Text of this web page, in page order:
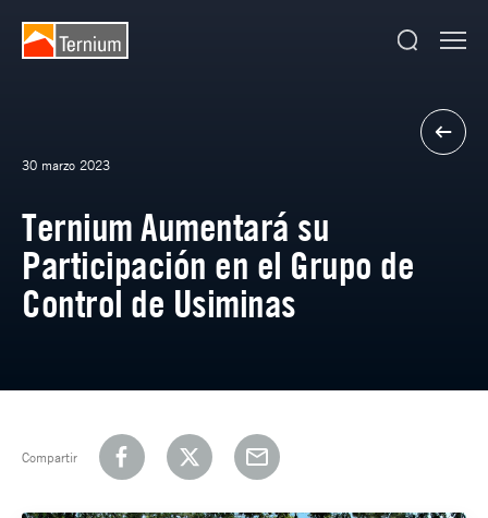
30 marzo 2023
Ternium Aumentará su
Participación en el Grupo de
Control de Usiminas
Compartir